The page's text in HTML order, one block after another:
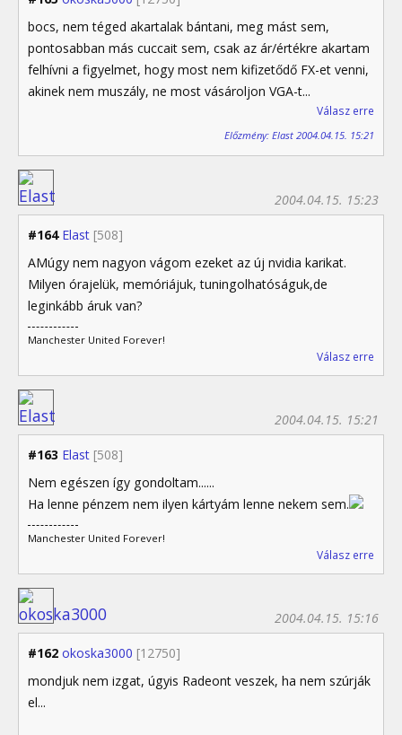
bocs, nem téged akartalak bántani, meg mást sem,
pontosabban más cuccait sem, csak az ár/értékre akartam
felhívni a figyelmet, hogy most nem kifizetődő FX-et venni,
akinek nem muszály, ne most vásároljon VGA-t...
Válasz erre
Előzmény: Elast 2004.04.15. 15:21
#164 Elast [508]
2004.04.15. 15:23
AMúgy nem nagyon vágom ezeket az új nvidia karikat.
Milyen órajelük, memóriájuk, tuningolhatóságuk,de
leginkább áruk van?
Manchester United Forever!
Válasz erre
#163 Elast [508]
2004.04.15. 15:21
Nem egészen így gondoltam......
Ha lenne pénzem nem ilyen kártyám lenne nekem sem.
Manchester United Forever!
Válasz erre
#162 okoska3000 [12750]
2004.04.15. 15:16
mondjuk nem izgat, úgyis Radeont veszek, ha nem szúrják
el...